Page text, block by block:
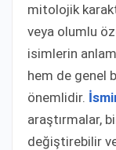
mitolojik
veya olumlu
isimlerin
hem de genel
önemlidir.
araştırmalar,
değiştirebilir